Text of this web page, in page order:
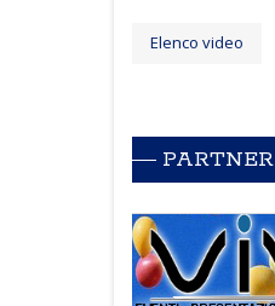
Elenco video
PARTNER